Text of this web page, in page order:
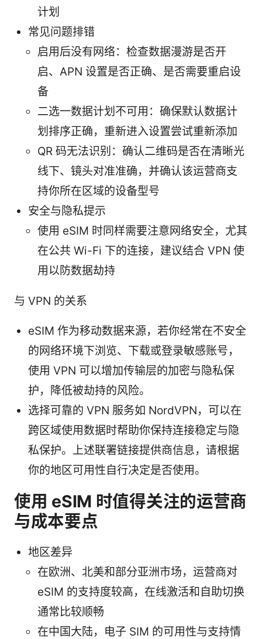
计划
常见问题排错
启用后没有网络：检查数据漫游是否开
启、APN 设置是否正确、是否需要重启设
备
二选一数据计划不可用：确保默认数据计
划排序正确，重新进入设置尝试重新添加
QR 码无法识别：确认二维码是否在清晰光
线下、镜头对准准确，并确认该运营商支
持你所在区域的设备型号
安全与隐私提示
使用 eSIM 时同样需要注意网络安全，尤其
在公共 Wi-Fi 下的连接，建议结合 VPN 使
用以防数据劫持
与 VPN 的关系
eSIM 作为移动数据来源，若你经常在不安全
的网络环境下浏览、下载或登录敏感账号，
使用 VPN 可以增加传输层的加密与隐私保
护，降低被劫持的风险。
选择可靠的 VPN 服务如 NordVPN，可以在
跨区域使用数据时帮助你保持连接稳定与隐
私保护。上述联署链接提供商信息，请根据
你的地区可用性自行决定是否使用。
使用 eSIM 时值得关注的运营商
与成本要点
地区差异
在欧洲、北美和部分亚洲市场，运营商对
eSIM 的支持度较高，在线激活和自助切换
通常比较顺畅
在中国大陆，电子 SIM 的可用性与支持情